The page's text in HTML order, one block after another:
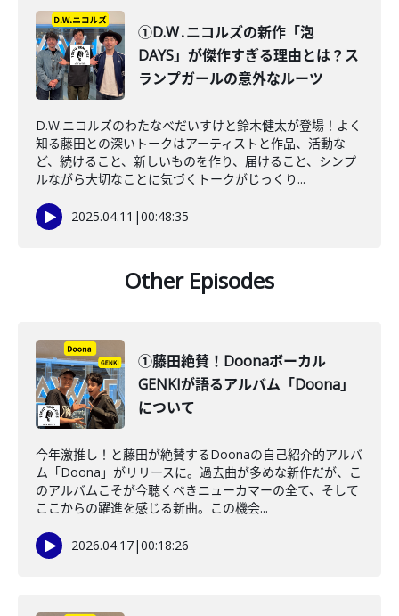
①D.W․ニコルズの新作「泡
DAYS」が傑作すぎる理由とは？ス
ランプガールの意外なルーツ
D.W.ニコルズのわたなべだいすけと鈴木健太が登場！よく
知る藤田との深いトークはアーティストと作品、活動な
ど、続けること、新しいものを作り、届けること、シンプ
ルながら大切なことに気づくトークがじっくり...
2025.04.11 |00:48:35
Other Episodes
①藤田絶賛！Doonaボーカル
GENKIが語るアルバム「Doona」
について
今年激推し！と藤田が絶賛するDoonaの自己紹介的アルバ
ム「Doona」がリリースに。過去曲が多めな新作だが、こ
のアルバムこそが今聴くべきニューカマーの全て、そして
ここからの躍進を感じる新曲。この機会...
2026.04.17|00:18:26